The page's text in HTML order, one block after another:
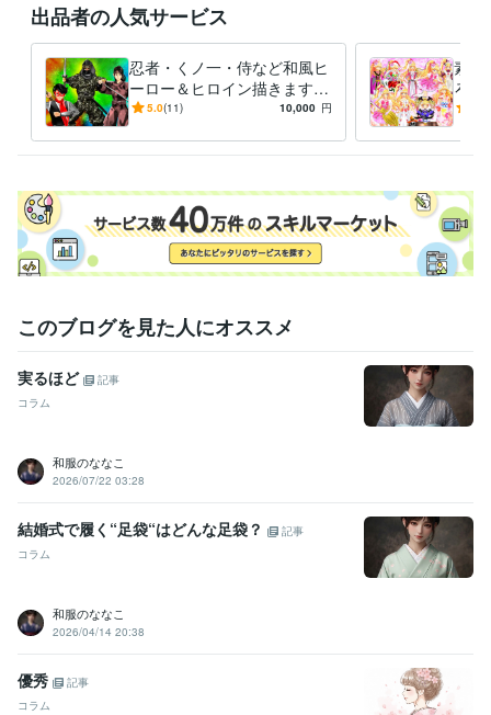
イラスト作成・漫画制作 イラスト　ロゴ　デザイン　動画　小説
ラスト　ロゴ　デザイン　動画　小説
アニメ コミック 特撮 ゲーム
出品者の人気サービス
忍者・くノ一・侍など和風ヒ
ーロー＆ヒロイン描きます
いかなるご指示でもイラスト
5.0(11) 10,000 円
素敵
ろな
ご希
このブログを見た人にオススメ
実るほど
記事
コラム
和服のななこ
2026/07/22 03:28
結婚式で履く“足袋“はどんな足袋？
記事
コラム
和服のななこ
2026/04/14 20:38
優秀
記事
コラム